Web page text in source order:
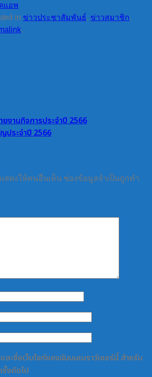
แอพ
in ข่าวประชาสัมพันธ์, ข่าวสมาชิก.
.
งานกิจการประจำปี 2566
ประจำปี 2566
สดงให้คนอื่นเห็น ช่องข้อมูลจำเป็นถูกทำ
ะชื่อเว็บไซต์ของฉันบนเบราว์เซอร์นี้ สำหรับ
งถัดไป